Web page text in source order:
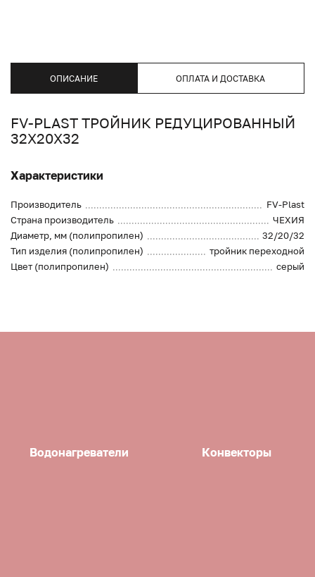
ОПИСАНИЕ ОПЛАТА И ДОСТАВКА
FV-PLAST ТРОЙНИК РЕДУЦИРОВАННЫЙ
32Х20Х32
Характеристики
Производитель
FV-Plast
Страна производитель
ЧЕХИЯ
Диаметр, мм (полипропилен)
32/20/32
Тип изделия (полипропилен)
тройник переходной
Цвет (полипропилен)
серый
Водонагреватели Конвекторы